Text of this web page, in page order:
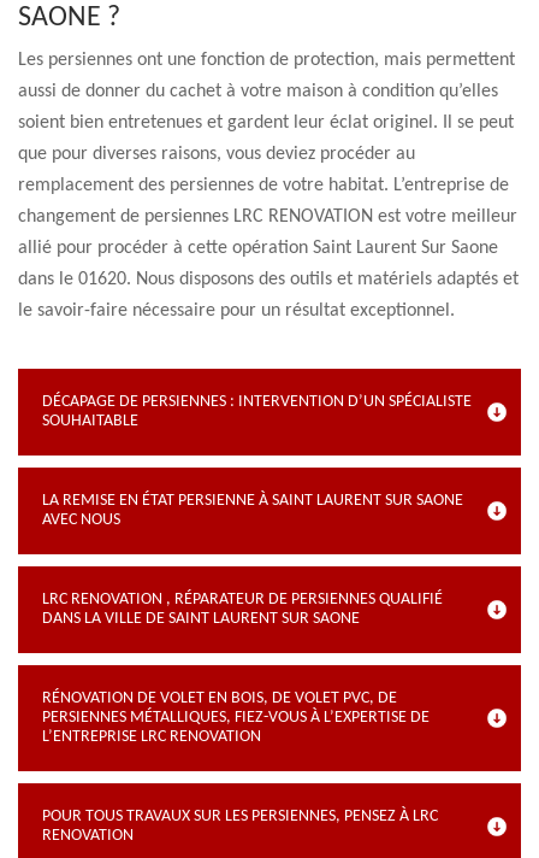
SAONE ?
Les persiennes ont une fonction de protection, mais permettent
aussi de donner du cachet à votre maison à condition qu’elles
soient bien entretenues et gardent leur éclat originel. Il se peut
que pour diverses raisons, vous deviez procéder au
remplacement des persiennes de votre habitat. L’entreprise de
changement de persiennes LRC RENOVATION est votre meilleur
allié pour procéder à cette opération Saint Laurent Sur Saone
dans le 01620. Nous disposons des outils et matériels adaptés et
le savoir-faire nécessaire pour un résultat exceptionnel.
DÉCAPAGE DE PERSIENNES : INTERVENTION D’UN SPÉCIALISTE
SOUHAITABLE
LA REMISE EN ÉTAT PERSIENNE À SAINT LAURENT SUR SAONE
AVEC NOUS
LRC RENOVATION , RÉPARATEUR DE PERSIENNES QUALIFIÉ
DANS LA VILLE DE SAINT LAURENT SUR SAONE
RÉNOVATION DE VOLET EN BOIS, DE VOLET PVC, DE
PERSIENNES MÉTALLIQUES, FIEZ-VOUS À L’EXPERTISE DE
L’ENTREPRISE LRC RENOVATION
POUR TOUS TRAVAUX SUR LES PERSIENNES, PENSEZ À LRC
RENOVATION